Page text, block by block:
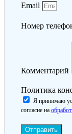
Email
Номер
Комментарий
Политика
Я принимаю
согласие на
Отправить